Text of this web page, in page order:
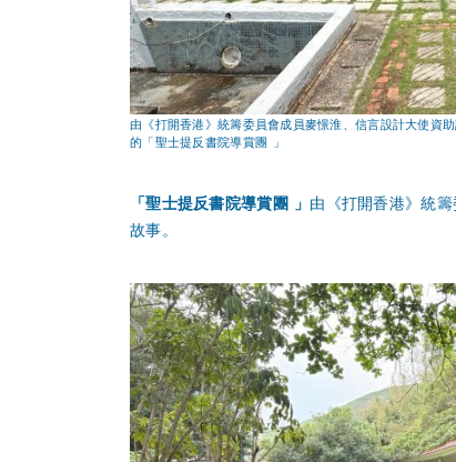
由《打開香港》統籌委員會成員麥憬淮、信言設計大使資
的「聖士提反書院導賞團 」
「聖士提反書院導賞團 」 由《打開香港》統
故事。